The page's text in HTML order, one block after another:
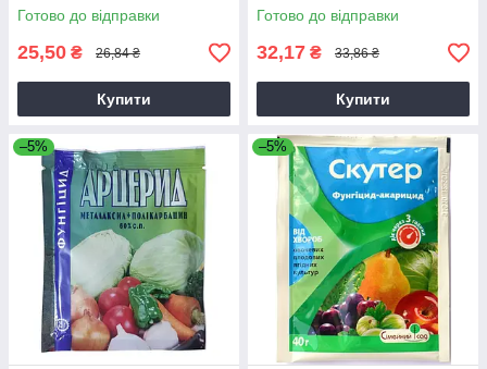
Готово до відправки
25,50 ₴ 26,84 ₴
Купити
Готово до відправки
32,17 ₴ 33,86 ₴
Купити
–5% –5%